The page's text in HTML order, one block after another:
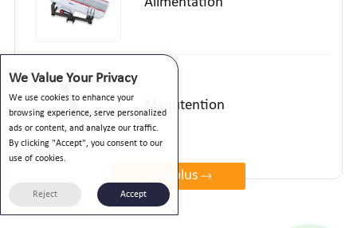
Manutention
voir plus
We Value Your Privacy
We use cookies to enhance your
browsing experience, serve personalized
ads or content, and analyze our traffic.
By clicking "Accept", you consent to our
use of cookies.
Reject Accept